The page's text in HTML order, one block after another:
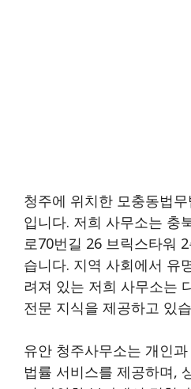
청주에 위치한 모충동법
입니다. 저희 사무소는 충
로70번길 26 브릭스타워
습니다. 지역 사회에서 유
려져 있는 저희 사무소는
전문 지식을 제공하고 있
유안 청주사무소는 개인
법률 서비스를 제공하며,